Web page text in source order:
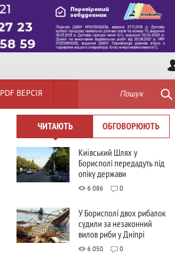
PDF ВЕРСІЯ Пошук
ЧИТАЮТЬ ОБГОВОРЮЮТЬ
Київський Шлях у
Борисполі передадуть під
опіку держави
6 086 0
У Борисполі двох рибалок
судили за незаконний
вилов риби у Дніпрі
6 050 0